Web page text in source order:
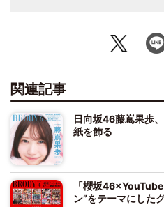
関連記事
日向坂46藤嶌果歩
紙を飾る
「櫻坂
ン”をテーマにした